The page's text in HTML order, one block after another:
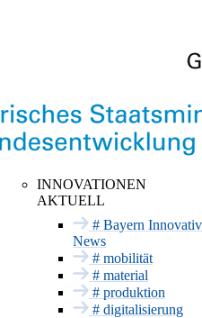
Material
Produktion
Digitalisierung
Energie & Bau
Hier findet Innovation statt
Anstehende
Termine
Vergangene
Termine
Messeauftritt mit
Bayern Innovativ
INNOVATIONEN
AKTUELL
# Bayern Innovativ
News
# mobilität
# material
# produktion
# digitalisierung